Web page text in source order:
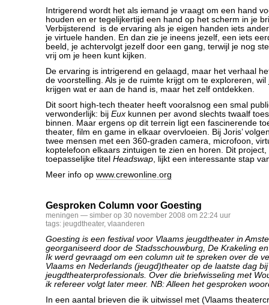
Intrigerend wordt het als iemand je vraagt om een hand
houden en er tegelijkertijd een hand op het scherm in je
Verbijsterend is de ervaring als je eigen handen iets
je virtuele handen. En dan zie je ineens jezelf, een iets
beeld, je achtervolgt jezelf door een gang, terwijl je nog
vrij om je heen kunt kijken.
De ervaring is intrigerend en gelaagd, maar het verhaal
de voorstelling. Als je de ruimte krijgt om te exploreren, wil
krijgen wat er aan de hand is, maar het zelf ontdekken.
Dit soort high-tech theater heeft vooralsnog een smal
verwonderlijk: bij Eux kunnen per avond slechts twaalf
binnen. Maar ergens op dit terrein ligt een fascinerende
theater, film en game in elkaar overvloeien. Bij Joris’
twee mensen met een 360-graden camera, microfoon,
koptelefoon elkaars zintuigen te zien en horen. Dit project,
toepasselijke titel Headswap, lijkt een interessante stap
Meer info op www.crewonline.org
Gesproken Column voor Goesting
meningen — simber op 30 november 2008 om 22:24 uur
tags: jeugdtheater, vlaanderen
Goesting is een festival voor Vlaams jeugdtheater in
georganiseerd door de Stadsschouwburg, De Krakeling
Ik werd gevraagd om een column uit te spreken over de
Vlaams en Nederlands (jeugd)theater op de laatste dag
jeugdtheaterprofessionals. Over die briefwisseling met
ik refereer volgt later meer. NB: Alleen het gesproken
In een aantal brieven die ik uitwissel met (Vlaams